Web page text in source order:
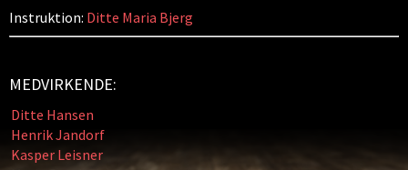
Instruktion: Ditte Maria Bjerg
MEDVIRKENDE:
Ditte Hansen
Henrik Jandorf
Kasper Leisner